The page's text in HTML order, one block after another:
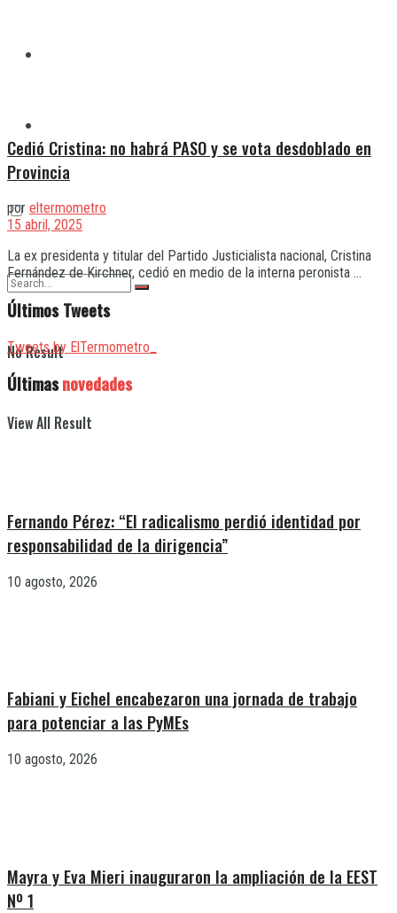
No Result
View All Result
Cedió Cristina: no habrá PASO y se vota desdoblado en
Provincia
por eltermometro
15 abril, 2025
La ex presidenta y titular del Partido Justicialista nacional, Cristina
Fernández de Kirchner, cedió en medio de la interna peronista ...
Últimos Tweets
Tweets by ElTermometro_
Últimasnovedades
Fernando Pérez: “El radicalismo perdió identidad por
responsabilidad de la dirigencia”
10 agosto, 2026
Fabiani y Eichel encabezaron una jornada de trabajo
para potenciar a las PyMEs
10 agosto, 2026
Mayra y Eva Mieri inauguraron la ampliación de la EEST
Nº 1